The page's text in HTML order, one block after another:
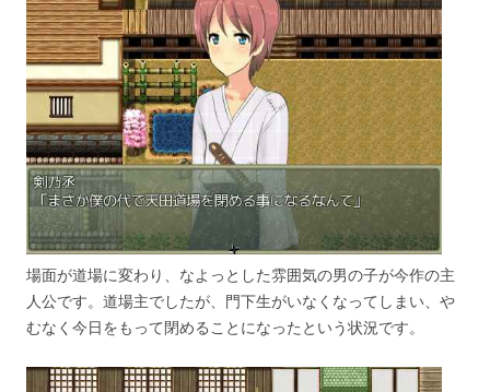
場面が道場に変わり、なよっとした雰囲気の男の子が今作の主
人公です。道場主でしたが、門下生がいなくなってしまい、や
むなく今日をもって閉めることになったという状況です。